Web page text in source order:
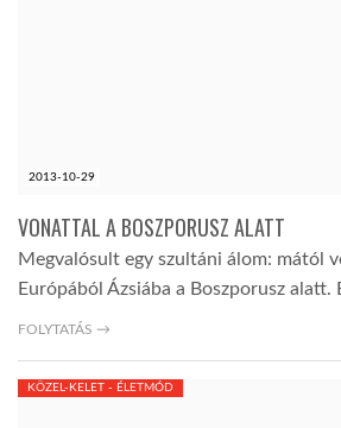
HÍR3D
TROPICALMAGAZIN
2013-10-29
VONATTAL A BOSZPORUSZ ALATT
Megvalósult egy szultáni álom: mától
Európából Ázsiába a Boszporusz
FOLYTATÁS →
KÖZEL-KELET - ÉLETMÓD